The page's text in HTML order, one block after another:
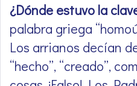
¿Dónde estuvo la
palabra griega
Los arrianos decían
“hecho”, “creado”,